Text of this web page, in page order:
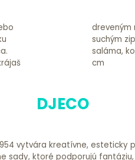
cm
DJECO
vytvára kreatívne,
sady, ktoré podporujú